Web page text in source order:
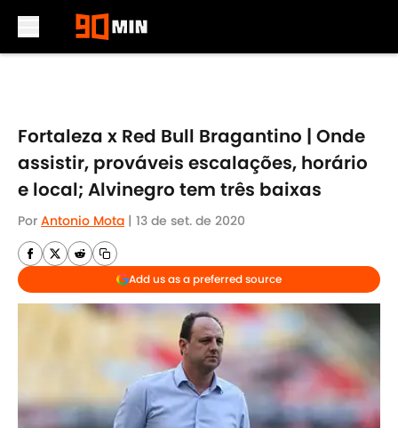
Fortaleza x Red Bull Bragantino | Onde
assistir, prováveis escalações, horário
e local; Alvinegro tem três baixas
Por Antonio Mota | 13 de set. de 2020
Add us as a preferred source